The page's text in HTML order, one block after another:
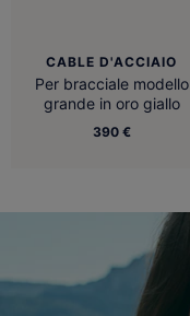
CABLE D'ACCIAIO
Per bracciale modello
grande in oro giallo
390 €